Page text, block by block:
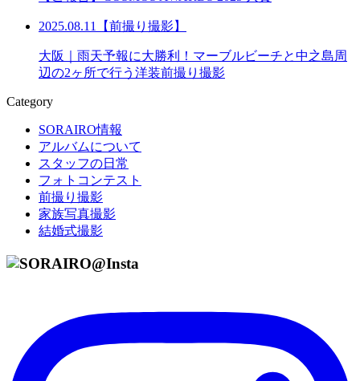
2025.08.11【前撮り撮影】
大阪｜雨天予報に大勝利！マーブルビーチと中之島周
辺の2ヶ所で行う洋装前撮り撮影
Category
SORAIRO情報
アルバムについて
スタッフの日常
フォトコンテスト
前撮り撮影
家族写真撮影
結婚式撮影